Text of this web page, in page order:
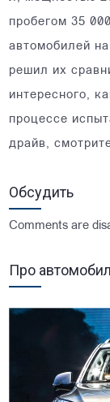
пробегом 35
автомобилей
решил их
интересного,
процессе
драйв,
Обсудить
Comments are
Про